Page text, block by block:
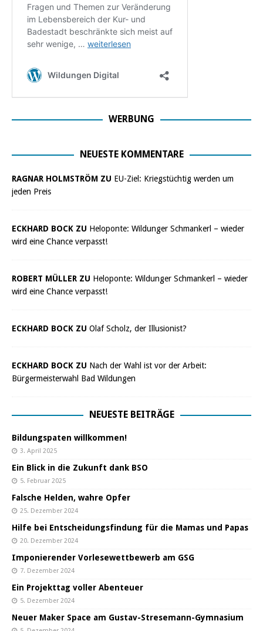
WERBUNG
NEUESTE KOMMENTARE
RAGNAR HOLMSTRÖM ZU EU-Ziel: Kriegstüchtig werden um
jeden Preis
ECKHARD BOCK ZU Heloponte: Wildunger Schmankerl – wieder
wird eine Chance verpasst!
ROBERT MÜLLER ZU Heloponte: Wildunger Schmankerl – wieder
wird eine Chance verpasst!
ECKHARD BOCK ZU Olaf Scholz, der Illusionist?
ECKHARD BOCK ZU Nach der Wahl ist vor der Arbeit:
Bürgermeisterwahl Bad Wildungen
NEUESTE BEITRÄGE
Bildungspaten willkommen!
3. April 2025
Ein Blick in die Zukunft dank BSO
5. Februar 2025
Falsche Helden, wahre Opfer
25. Dezember 2024
Hilfe bei Entscheidungsfindung für die Mamas und Papas
20. Dezember 2024
Imponierender Vorlesewettbewerb am GSG
7. Dezember 2024
Ein Projekttag voller Abenteuer
5. Dezember 2024
Neuer Maker Space am Gustav-Stresemann-Gymnasium